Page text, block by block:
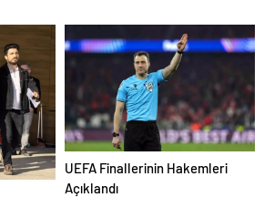
UEFA Finallerinin Hakemleri
Açıklandı